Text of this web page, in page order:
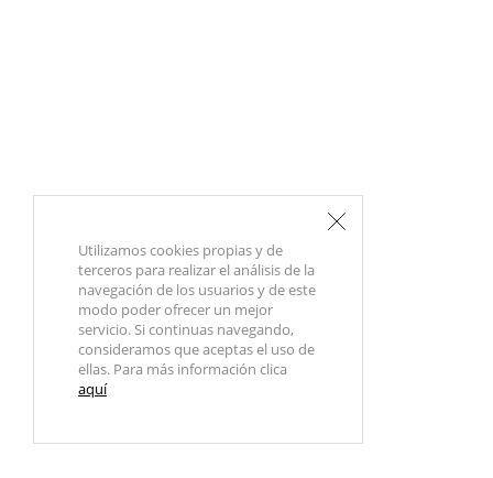
Utilizamos cookies propias y de
terceros para realizar el análisis de la
navegación de los usuarios y de este
modo poder ofrecer un mejor
servicio. Si continuas navegando,
consideramos que aceptas el uso de
ellas. Para más información clica
aquí